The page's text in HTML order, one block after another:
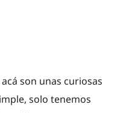
son unas curiosas
solo tenemos